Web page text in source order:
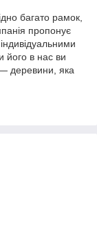
багато рамок,
пропонує
його в нас ви
деревини, яка